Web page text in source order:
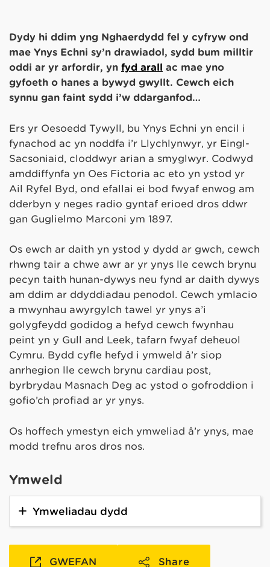
Dydy hi ddim yng Nghaerdydd fel y cyfryw ond
mae Ynys Echni sy’n drawiadol, sydd bum milltir
oddi ar yr arfordir, yn fyd arall ac mae yno
gyfoeth o hanes a bywyd gwyllt. Cewch eich
synnu gan faint sydd i’w ddarganfod…
Ers yr Oesoedd Tywyll, bu Ynys Echni yn encil i
fynachod ac yn noddfa i’r Llychlynwyr, yr Eingl-
Sacsoniaid, cloddwyr arian a smyglwyr. Codwyd
amddiffynfa yn Oes Fictoria ac eto yn ystod yr
Ail Ryfel Byd, ond efallai ei bod fwyaf enwog am
dderbyn y neges radio gyntaf erioed dros ddŵr
gan Guglielmo Marconi ym 1897.
Os ewch ar daith yn ystod y dydd ar gwch, cewch
rhwng tair a chwe awr ar yr ynys lle cewch brynu
pecyn taith hunan-dywys neu fynd ar daith dywys
am ddim ar ddyddiadau penodol. Cewch ymlacio
a mwynhau awyrgylch tawel yr ynys a’i
golygfeydd godidog a hefyd cewch fwynhau
peint yn y Gull and Leek, tafarn fwyaf deheuol
Cymru. Bydd cyfle hefyd i ymweld â’r siop
anrhegion lle cewch brynu cardiau post,
byrbrydau Masnach Deg ac ystod o gofroddion i
gofio’ch profiad ar yr ynys.
Os hoffech ymestyn eich ymweliad â’r ynys, mae
modd trefnu aros dros nos.
Ymweld
Ymweliadau dydd
GWEFAN Share